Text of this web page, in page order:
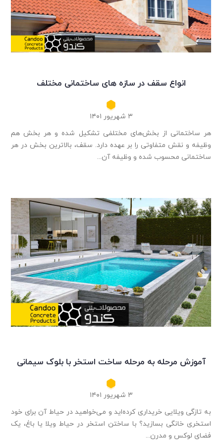
انواع سقف در سازه های ساختمانی مختلف
۳ شهریور ۱۴۰۱
هر ساختمانی از بخش‌های مختلفی تشکیل شده و هر بخش هم
وظیفه و نقش متفاوتی را بر عهده دارد. سقف، بالا‌ترین بخش در هر
ساختمانی محسوب شده و وظیفه آن...
آموزش مرحله به مرحله ساخت استخر با بلوک سیمانی
۳ شهریور ۱۴۰۱
به تازگی ویلایی خریداری کرده‌اید و می‌خواهید در حیاط آن برای خود
استخری خانگی بسازید؟ با ساختن استخر در حیاط ویلا یا باغ، یک
فضای لوکس و مدرن...